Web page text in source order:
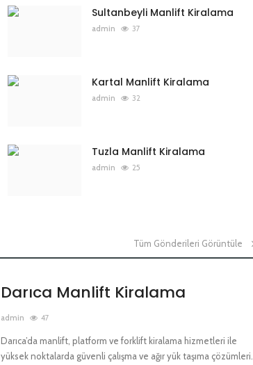
Sultanbeyli Manlift Kiralama
admin 37
Kartal Manlift Kiralama
admin 32
Tuzla Manlift Kiralama
admin 25
Tüm Gönderileri Görüntüle
Darıca Manlift Kiralama
admin 47
Darıca’da manlift, platform ve forklift kiralama hizmetleri ile
yüksek noktalarda güvenli çalışma ve ağır yük taşıma çözümleri.